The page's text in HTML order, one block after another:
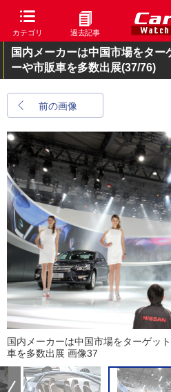
カテゴリ 過去記事
国内メーカーは中国市場をター
ーや市販車を多数出展(37/76)
前の画像
国内メーカーは中国市場をターゲッ
車を多数出展 画像37